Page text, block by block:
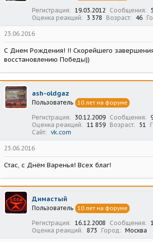
Регистрация 19.03.2012 Сообщения
Оценка реакций
3 378 Возраст 46
23.06.2016
С Днем Рождения! !! Скорейшего
восстановлению Победы))
ash-oldgaz
Пользователь 10 лет на форуме
Регистрация 30.12.2009 Сообщения
Оценка реакций
11 859 Возраст 51
Сайт
vk.com
23.06.2016
Стас, с Днём Варенья! Всех благ!
Димастый
Пользователь 10 лет на форуме
Регистрация 16.12.2008 Сообщения
Оценка реакций
873 Город Москва